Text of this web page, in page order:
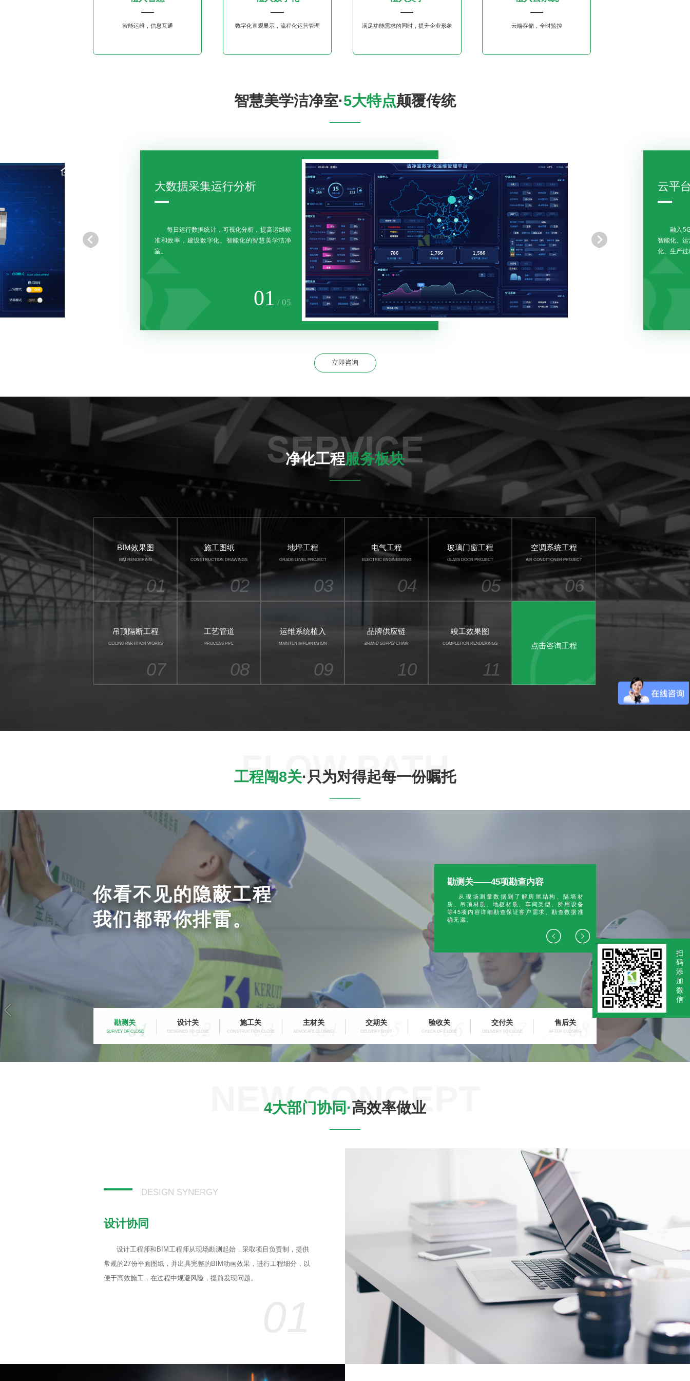
智能运维，信息互通 数字化直观显示，流程化运营管理 满足功能需求的同时，提升企业形象 云端存储，全时监控
智慧美学洁净室·5大特点颠覆传统
大数据采集运行分析
每日运行数据统计，可视化分析，提高运维标
准和效率，建设数字化、智能化的智慧美学洁净
室。
01 / 05
云平
融入
智能化、
化、生产
立即咨询
SERVICE
净化工程服务板块
BIM效果图
BIM RENDERING
01
施工图纸
CONSTRUCTION DRAWINGS
02
地坪工程
GRADE LEVEL PROJECT
03
电气工程
ELECTRIC ENGINEERING
04
玻璃门窗工程
GLASS DOOR PROJECT
05
空调系统工程
AIR CONDITIONER PROJECT
06
吊顶隔断工程
CEILING PARTITION WORKS
07
工艺管道
PROCESS PIPE
08
运维系统植入
MAINTEN IMPLANTATION
09
品牌供应链
BRAND SUPPLY CHAIN
10
竣工效果图
COMPLETION RENDERINGS
11
点击咨询工程
FLOW PATH
工程闯8关·只为对得起每一份嘱托
你看不见的隐蔽工程
我们都帮你排雷。
勘测关——45项勘查内容
从现场测量数据到了解房屋结构、隔墙材
质、吊顶材质、地板材质、车间类型、所用设备
等45项内容详细勘查保证客户需求、勘查数据准
确无漏。
勘测关
SURVEY OF CLOSE
设计关
DESIGNED TO CLOSE
施工关
CONSTRUCTION CLOSE
主材关
ADVOCATE CLOSING
交期关
DELIVERY SHUT
验收关
CHECK OF CLOSE
交付关
DELIVERY TO CLOSE
售后关
AFTER CLOSING
NEW CONCEPT
4大部门协同·高效率做业
DESIGN SYNERGY
设计协同
设计工程师和BIM工程师从现场勘测起始，采取项目负责制，提供
常规的27份平面图纸，并出具完整的BIM动画效果，进行工程细分，以
便于高效施工，在过程中规避风险，提前发现问题。
扫
码
添
加
微
信